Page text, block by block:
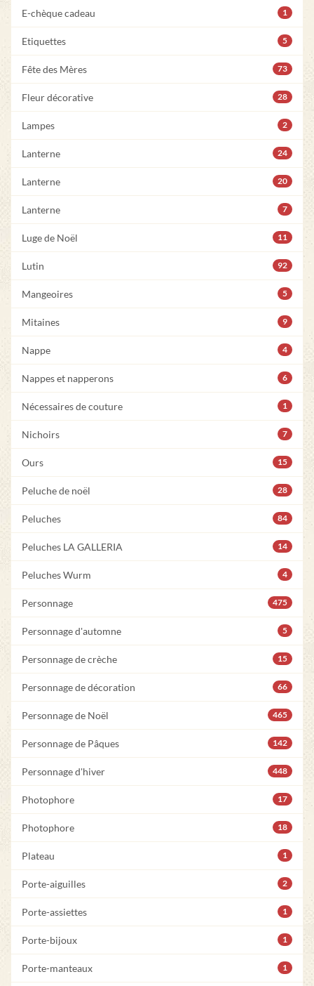
E-chèque cadeau 1
Etiquettes 5
Fête des Mères 73
Fleur décorative 28
Lampes 2
Lanterne 24
Lanterne 20
Lanterne 7
Luge de Noël 11
Lutin 92
Mangeoires 5
Mitaines 9
Nappe 4
Nappes et napperons 6
Nécessaires de couture 1
Nichoirs 7
Ours 15
Peluche de noël 28
Peluches 84
Peluches LA GALLERIA 14
Peluches Wurm 4
Personnage 475
Personnage d'automne 5
Personnage de crèche 15
Personnage de décoration 66
Personnage de Noël 465
Personnage de Pâques 142
Personnage d'hiver 448
Photophore 17
Photophore 18
Plateau 1
Porte-aiguilles 2
Porte-assiettes 1
Porte-bijoux 1
Porte-manteaux 1